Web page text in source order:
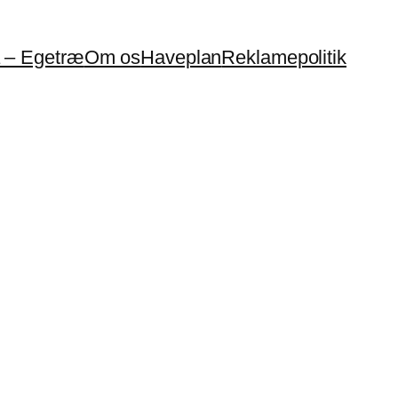
– EgetræOm osHaveplanReklamepolitik